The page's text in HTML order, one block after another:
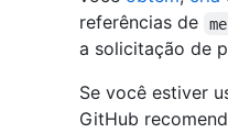
referências de
a solicitação de
Se você estiver
GitHub